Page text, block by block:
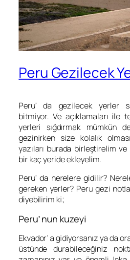
Peru Gezilecek
Peru’ da gezilecek yerler
bitmiyor. Ve açıklamaları ile
yerleri sığdırmak mümkün
gezinirken size kolalık
yazıları burada birleştirelim
bir kaç yeride ekleyelim.
Peru’ da nerelere gidilir?
gereken yerler? Peru gezi
diyebilirim ki;
Peru’ nun kuzeyi
Ekvador’ a gidiyorsanız ya da
üstünde durabileceğiniz